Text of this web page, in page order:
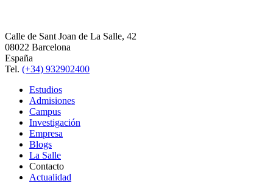
Calle de Sant Joan de La Salle, 42
08022 Barcelona
España
Tel. (+34) 932902400
Estudios
Admisiones
Campus
Investigación
Empresa
Blogs
La Salle
Contacto
Actualidad